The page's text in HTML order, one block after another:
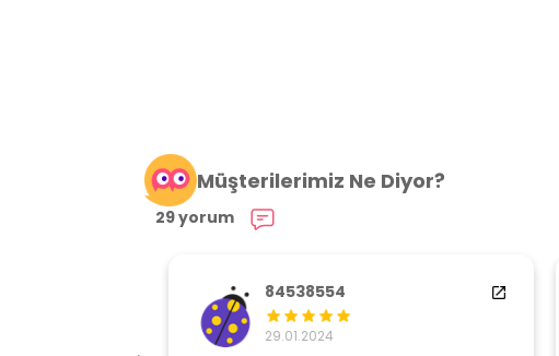
Müşterilerimiz Ne Diyor?
29 yorum
84538554
29.01.2024